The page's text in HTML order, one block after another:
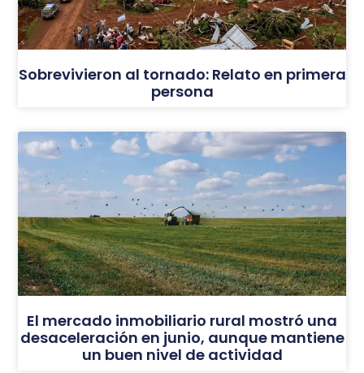
Sobrevivieron al tornado: Relato en primera
persona
El mercado inmobiliario rural mostró una
desaceleración en junio, aunque mantiene
un buen nivel de actividad